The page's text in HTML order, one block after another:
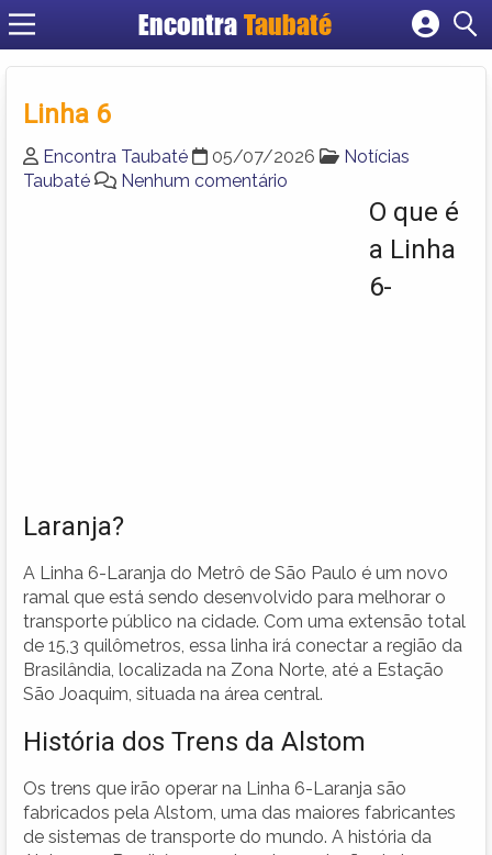
EncontraTaubaté
Cadastrar empresa
Linha 6
Encontra Taubaté 05/07/2026
Notícias
Taubaté
Nenhum comentário
O que é
a Linha
6-
Laranja?
A Linha 6-Laranja do Metrô de São Paulo é um novo
ramal que está sendo desenvolvido para melhorar o
transporte público na cidade. Com uma extensão total
de 15,3 quilômetros, essa linha irá conectar a região da
Brasilândia, localizada na Zona Norte, até a Estação
São Joaquim, situada na área central.
História dos Trens da Alstom
Os trens que irão operar na Linha 6-Laranja são
fabricados pela Alstom, uma das maiores fabricantes
de sistemas de transporte do mundo. A história da